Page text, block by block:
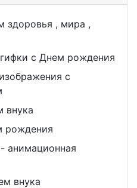
здоровья , мира ,
с Днем рождения
с
внука
рождения
анимационная
внука